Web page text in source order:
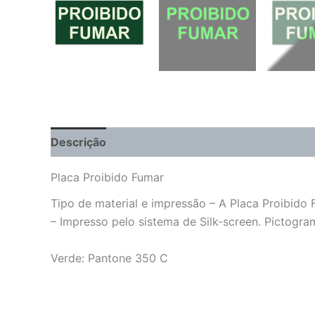
Descrição
Placa Proibido Fumar
Tipo de material e impressão – A Placa Proibido
– Impresso pelo sistema de Silk-screen.
Verde: Pantone 350 C